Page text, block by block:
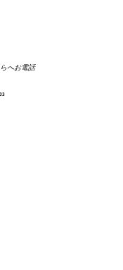
へお電話